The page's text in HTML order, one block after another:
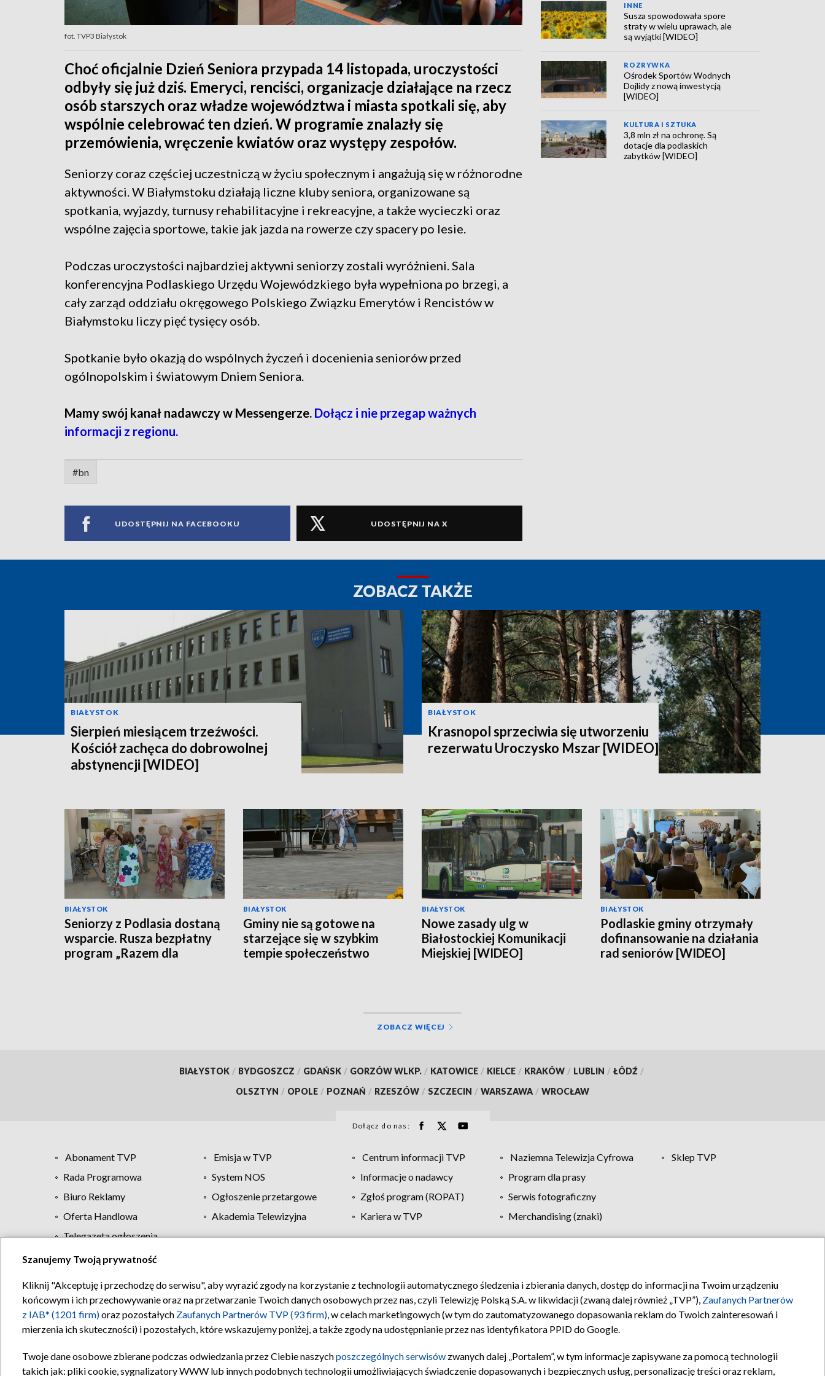
fot. TVP3 Białystok
Choć oficjalnie Dzień Seniora przypada 14 listopada, uroczystości
odbyły się już dziś. Emeryci, renciści, organizacje działające na rzecz
osób starszych oraz władze województwa i miasta spotkali się, aby
wspólnie celebrować ten dzień. W programie znalazły się
przemówienia, wręczenie kwiatów oraz występy zespołów.
Seniorzy coraz częściej uczestniczą w życiu społecznym i angażują się w różnorodne
aktywności. W Białymstoku działają liczne kluby seniora, organizowane są
spotkania, wyjazdy, turnusy rehabilitacyjne i rekreacyjne, a także wycieczki oraz
wspólne zajęcia sportowe, takie jak jazda na rowerze czy spacery po lesie.
Podczas uroczystości najbardziej aktywni seniorzy zostali wyróżnieni. Sala
konferencyjna Podlaskiego Urzędu Wojewódzkiego była wypełniona po brzegi, a
cały zarząd oddziału okręgowego Polskiego Związku Emerytów i Rencistów w
Białymstoku liczy pięć tysięcy osób.
Spotkanie było okazją do wspólnych życzeń i docenienia seniorów przed
ogólnopolskim i światowym Dniem Seniora.
Mamy swój kanał nadawczy w Messengerze. Dołącz i nie przegap ważnych
informacji z regionu.
#bn
UDOSTĘPNIJ NA FACEBOOKU UDOSTĘPNIJ NA X
INNE
Susza spowodowała spore
straty w wielu uprawach, ale
są wyjątki [WIDEO]
ROZRYWKA
Ośrodek Sportów Wodnych
Dojlidy z nową inwestycją
[WIDEO]
KULTURA I SZTUKA
3,8 mln zł na ochronę. Są
dotacje dla podlaskich
zabytków [WIDEO]
ZOBACZ TAKŻE
BIAŁYSTOK
Sierpień miesiącem trzeźwości.
Kościół zachęca do dobrowolnej
abstynencji [WIDEO]
BIAŁYSTOK
Krasnopol sprzeciwia się utworzeniu
rezerwatu Uroczysko Mszar [WIDEO]
BIAŁYSTOK
Seniorzy z Podlasia dostaną
wsparcie. Rusza bezpłatny
program „Razem dla
BIAŁYSTOK
Gminy nie są gotowe na
starzejące się w szybkim
tempie społeczeństwo
BIAŁYSTOK
Nowe zasady ulg w
Białostockiej Komunikacji
Miejskiej [WIDEO]
BIAŁYSTOK
Podlaskie gminy otrzymały
dofinansowanie na działania
rad seniorów [WIDEO]
ZOBACZ WIĘCEJ
BIAŁYSTOK / BYDGOSZCZ / GDAŃSK / GORZÓW WLKP. / KATOWICE / KIELCE / KRAKÓW / LUBLIN / ŁÓDŹ /
OLSZTYN / OPOLE / POZNAŃ / RZESZÓW / SZCZECIN / WARSZAWA / WROCŁAW
Dołącz do nas:
Abonament TVP Emisja w TVP Centrum informacji TVP Naziemna Telewizja Cyfrowa
Sklep TVP
Rada Programowa
System NOS Informacje o nadawcy
Program dla prasy
Biuro Reklamy
Ogłoszenie przetargowe Zgłoś program (ROPAT)
Serwis fotograficzny
Oferta Handlowa
Akademia Telewizyjna Kariera w TVP
Merchandising (znaki)
Telegazeta ogłoszenia
Regulamin TVP Polityka prywatności Moje zgody Pomoc Biuro reklamy Kontakt
Szanujemy Twoją prywatność
Kliknij "Akceptuję i przechodzę do serwisu", aby wyrazić zgody na korzystanie z technologii automatycznego śledzenia i zbierania danych, dostęp do informacji na Twoim urządzeniu
końcowym i ich przechowywanie oraz na przetwarzanie Twoich danych osobowych przez nas, czyli Telewizję Polską S.A. w likwidacji (zwaną dalej również „TVP”), Zaufanych Partnerów
z IAB* (1201 firm)oraz pozostałych Zaufanych Partnerów TVP (93 firm), w celach marketingowych (w tym do zautomatyzowanego dopasowania reklam do Twoich zainteresowań i
mierzenia ich skuteczności) i pozostałych, które wskazujemy poniżej, a także zgody na udostępnianie przez nas identyfikatora PPID do Google.
Twoje dane osobowe zbierane podczas odwiedzania przez Ciebie naszychposzczególnych serwisów zwanych dalej „Portalem”, w tym informacje zapisywane za pomocą technologii
takich jak: pliki cookie, sygnalizatory WWW lub innych podobnych technologii umożliwiających świadczenie dopasowanych i bezpiecznych usług, personalizację treści oraz reklam,